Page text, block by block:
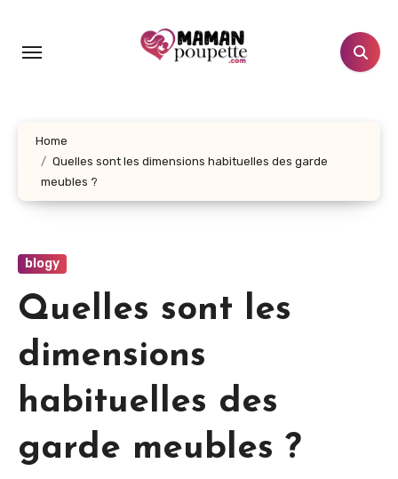
contenu
Home
Quelles sont les dimensions habituelles des garde
meubles ?
blogy
Quelles sont les
dimensions
habituelles des
garde meubles ?